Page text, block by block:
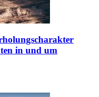
in und um